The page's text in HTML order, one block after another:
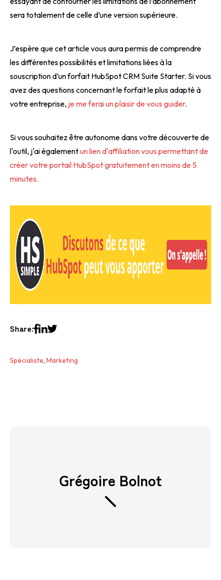
sera totalement de celle d’une version supérieure.
J’espère que cet article vous aura permis de comprendre
les différentes possibilités et limitations liées à la
souscription d’un forfait HubSpot CRM Suite Starter. Si vous
avez des questions concernant le forfait le plus adapté à
votre entreprise, je me ferai un plaisir de vous guider.
Si vous souhaitez être autonome dans votre découverte de
l'outil, j'ai égalementun lien d'affiliation vous permettant de
créer votre portail HubSpot gratuitement en moins de 5
minutes.
Share:
Spécialiste, Marketing
Grégoire Bolnot